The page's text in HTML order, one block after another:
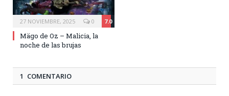
27 NOVIEMBRE, 2025 7.0
0
Mägo de Oz – Malicia, la
noche de las brujas
1 COMENTARIO